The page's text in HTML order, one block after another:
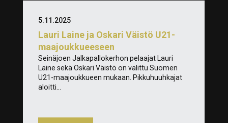
Lauri Laine ja Oskari Väistö U21-
maajoukkueeseen
5.11.2025
Seinäjoen Jalkapallokerhon pelaajat Lauri
Laine sekä Oskari Väistö on valittu Suomen
U21-maajoukkueen mukaan. Pikkuhuuhkajat
aloitti...